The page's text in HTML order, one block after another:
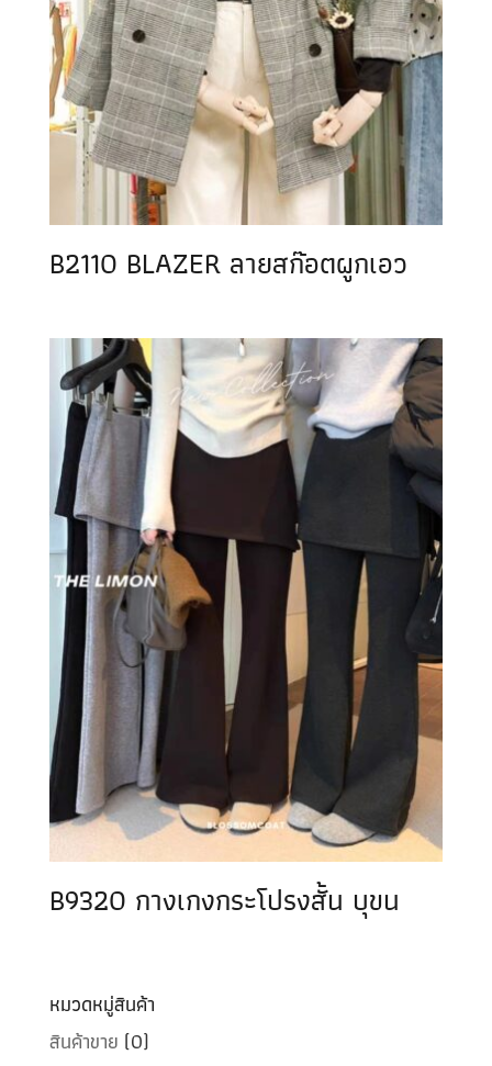
B2110 BLAZER ลายสก๊อตผูกเอว
B9320 กางเกงกระโปรงสั้น บุขน
หมวดหมู่สินค้า
สินค้าขาย (0)